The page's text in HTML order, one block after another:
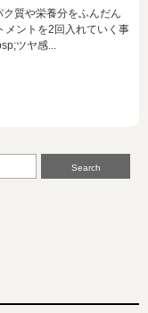
質や栄養分をふんだん
メントを2回入れていく事
ツヤ感...
Search